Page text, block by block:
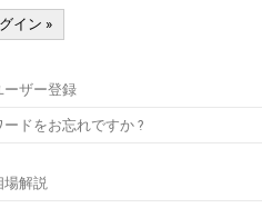
ーザー登録
ードをお忘れですか ?
場解説